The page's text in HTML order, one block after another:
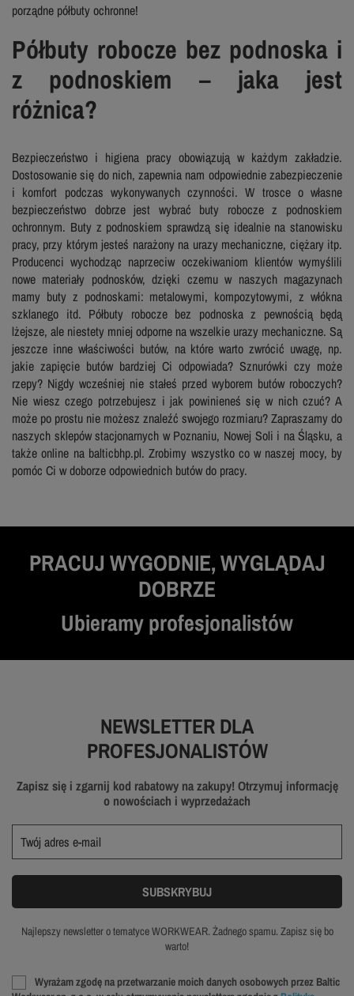
porządne półbuty ochronne!
Półbuty robocze bez podnoska i
z podnoskiem – jaka jest
różnica?
Bezpieczeństwo i higiena pracy obowiązują w każdym zakładzie.
Dostosowanie się do nich, zapewnia nam odpowiednie zabezpieczenie
i komfort podczas wykonywanych czynności. W trosce o własne
bezpieczeństwo dobrze jest wybrać buty robocze z podnoskiem
ochronnym. Buty z podnoskiem sprawdzą się idealnie na stanowisku
pracy, przy którym jesteś narażony na urazy mechaniczne, ciężary itp.
Producenci wychodząc naprzeciw oczekiwaniom klientów wymyślili
nowe materiały podnosków, dzięki czemu w naszych magazynach
mamy buty z podnoskami: metalowymi, kompozytowymi, z włókna
szklanego itd. Półbuty robocze bez podnoska z pewnością będą
lżejsze, ale niestety mniej odporne na wszelkie urazy mechaniczne. Są
jeszcze inne właściwości butów, na które warto zwrócić uwagę, np.
jakie zapięcie butów bardziej Ci odpowiada? Sznurówki czy może
rzepy? Nigdy wcześniej nie stałeś przed wyborem butów roboczych?
Nie wiesz czego potrzebujesz i jak powinieneś się w nich czuć? A
może po prostu nie możesz znaleźć swojego rozmiaru? Zapraszamy do
naszych sklepów stacjonarnych w Poznaniu, Nowej Soli i na Śląsku, a
także online na balticbhp.pl. Zrobimy wszystko co w naszej mocy, by
pomóc Ci w doborze odpowiednich butów do pracy.
PRACUJ WYGODNIE, WYGLĄDAJ
DOBRZE
Ubieramy profesjonalistów
NEWSLETTER DLA
PROFESJONALISTÓW
Zapisz się i zgarnij kod rabatowy na zakupy! Otrzymuj informację
o nowościach i wyprzedażach
Najlepszy newsletter o tematyce WORKWEAR. Żadnego spamu. Zapisz się bo
warto!
Wyrażam zgodę na przetwarzanie moich danych osobowych przez Baltic